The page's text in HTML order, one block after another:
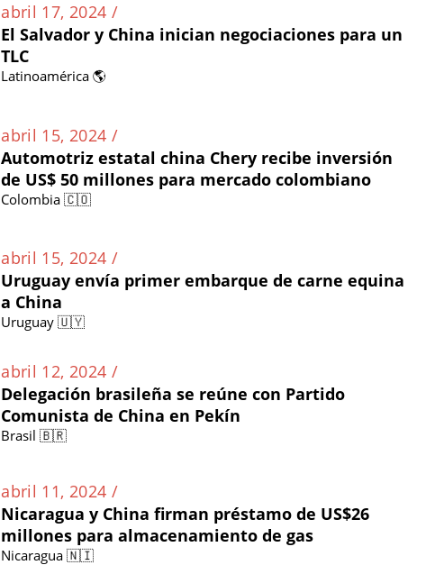
abril 17, 2024 /
El Salvador y China inician negociaciones para un
TLC
Latinoamérica 🌎
abril 15, 2024 /
Automotriz estatal china Chery recibe inversión
de US$ 50 millones para mercado colombiano
Colombia 🇨🇴
abril 15, 2024 /
Uruguay envía primer embarque de carne equina
a China
Uruguay 🇺🇾
abril 12, 2024 /
Delegación brasileña se reúne con Partido
Comunista de China en Pekín
Brasil 🇧🇷
abril 11, 2024 /
Nicaragua y China firman préstamo de US$26
millones para almacenamiento de gas
Nicaragua 🇳🇮